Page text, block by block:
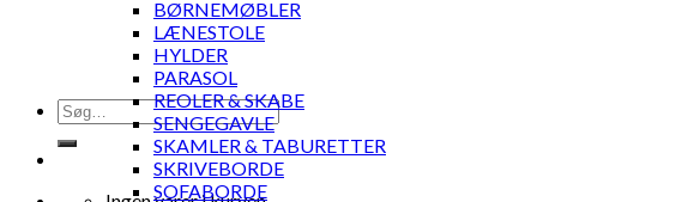
Søg
efter:
BØRNEMØBLER
LÆNESTOLE
HYLDER
PARASOL
REOLER & SKABE
SENGEGAVLE
SKAMLER & TABURETTER
SKRIVEBORDE
SOFABORDE